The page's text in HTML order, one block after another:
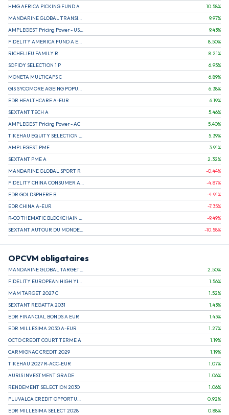
HMG AFRICA PICKING FUND A 10.58%
9.97%
9.43%
8.50%
RICHELIEU FAMILY R
8.21%
SOFIDY SELECTION 1 P
6.95%
MONETA MULTICAPS C
6.89%
6.38%
EDR HEALTHCARE A-EUR
6.19%
SEXTANT TECH A
5.46%
AMPLEGEST Pricing Power - AC
5.40%
5.39%
AMPLEGEST PME
3.91%
SEXTANT PME A
2.32%
MANDARINE GLOBAL SPORT R
-0.44%
-4.87%
EDR GOLDSPHERE B
-4.91%
EDR CHINA A-EUR
-7.35%
-9.49%
-10.58%
OPCVM obligataires
2.50%
1.56%
MAM TARGET 2027 C
1.52%
SEXTANT REGATTA 2031
1.43%
EDR FINANCIAL BONDS A EUR
1.43%
EDR MILLESIMA 2030 A-EUR
1.27%
OCTO CREDIT COURT TERME A
1.19%
CARMIGNAC CREDIT 2029
1.19%
TIKEHAU 2027 R-ACC-EUR
1.07%
AURIS INVESTMENT GRADE
1.06%
RENDEMENT SELECTION 2030
1.06%
0.92%
EDR MILLESIMA SELECT 2028
0.88%